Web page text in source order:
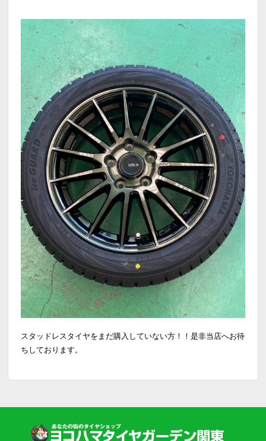
スタッドレスタイヤをまだ購入していない方！！是非当店へお待
ちしております。